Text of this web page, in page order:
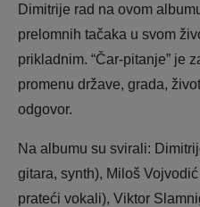
Dimitrije rad na ovom
prelomnih tačaka u svom
prikladnim. “Čar-pitanje” je
promenu države, grada,
odgovor.
Na albumu su svirali:
gitara, synth), Miloš
prateći vokali), Viktor